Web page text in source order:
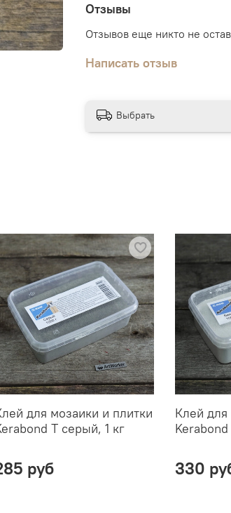
Отзывы
Отзывов еще никто не
Написать отзыв
Выбрать
для мозаики и плитки
T серый, 1 кг
руб
Клей для
330